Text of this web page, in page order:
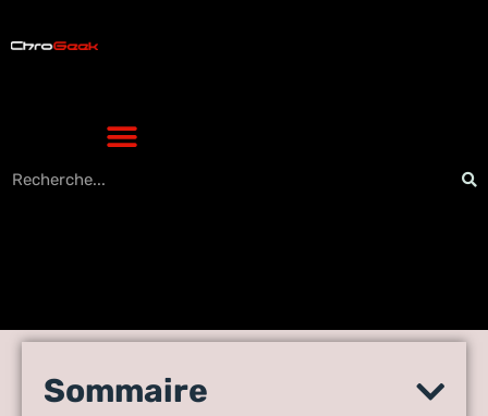
quelle console high-tech
Sommaire